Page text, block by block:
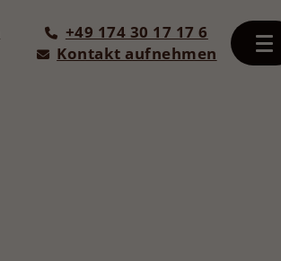
+49 174 30 17 17 6
Kontakt aufnehmen